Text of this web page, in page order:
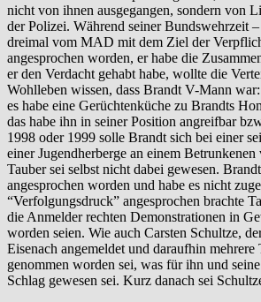
nicht von ihnen ausgegangen, sondern von
der Polizei. Während seiner Bundswehrzeit
dreimal vom MAD mit dem Ziel der
angesprochen worden, er habe die
er den Verdacht gehabt habe, wollte die
Wohlleben wissen, dass Brandt V-Mann war:
es habe eine Gerüchtenküche zu Brandts
das habe ihn in seiner Position angreifbar
1998 oder 1999 solle Brandt sich bei einer
einer Jugendherberge an einem Betrunkenen
Tauber sei selbst nicht dabei gewesen.
angesprochen worden und habe es nicht
“Verfolgungsdruck” angesprochen brachte
die Anmelder rechten Demonstrationen in
worden seien. Wie auch Carsten Schultze,
Eisenach angemeldet und daraufhin mehrere
genommen worden sei, was für ihn und
Schlag gewesen sei. Kurz danach sei